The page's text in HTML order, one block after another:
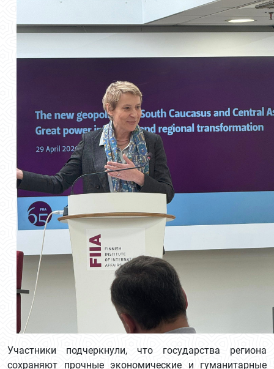
Участники подчеркнули, что государства региона
сохраняют прочные экономические и гуманитарные